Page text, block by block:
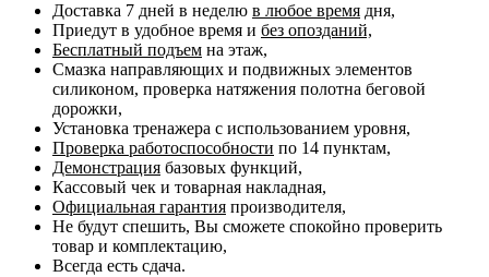
Доставка 7 дней в неделю в любое время дня,
Приедут в удобное время и без опозданий,
Бесплатный подъем на этаж,
Смазка направляющих и подвижных элементов
силиконом, проверка натяжения полотна беговой
дорожки,
Установка тренажера с использованием уровня,
Проверка работоспособности по 14 пунктам,
Демонстрация базовых функций,
Кассовый чек и товарная накладная,
Официальная гарантия производителя,
Не будут спешить, Вы сможете спокойно проверить
товар и комплектацию,
Всегда есть сдача.